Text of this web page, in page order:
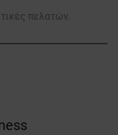
πελατών.